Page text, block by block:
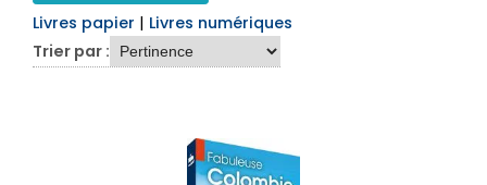
Livres papier | Livres numériques
Trier par :